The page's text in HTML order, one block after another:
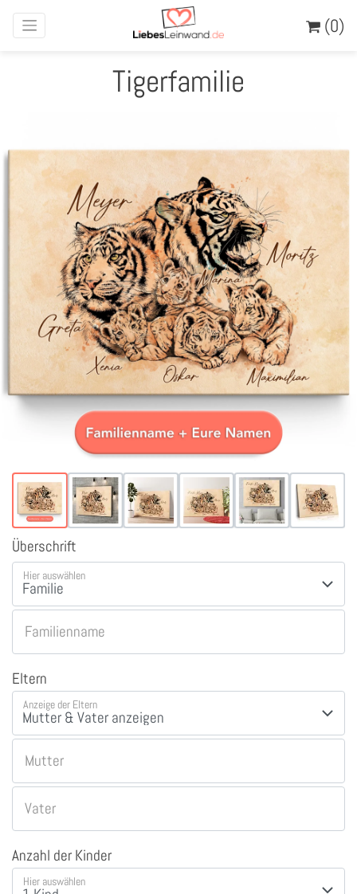
(0)
Tigerfamilie
Überschrift
Hier auswählen
Familienname
Eltern
Anzeige der Eltern
Mutter
Vater
Anzahl der Kinder
Hier auswählen